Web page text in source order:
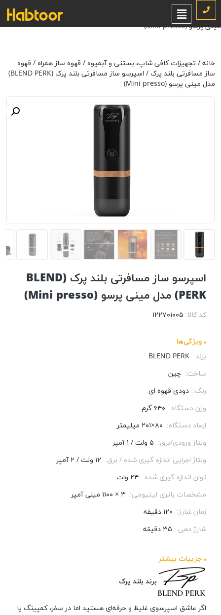
خانه/ تجهیزات کافی شاپ، بستنی و آبمیوه
مسافرتی بلند پرک
/ اسپرسو ساز مسافرتی بلند پرک (BLEND PERK) مدل
مینی پرسو (Mini presso)
خانه / تجهیزات کافی شاپ، بستنی و آبمیوه / قهوه ساز همراه / قهوه
ساز مسافرتی بلند پرک
/ اسپرسو ساز مسافرتی بلند پرک (BLEND PERK)
مدل مینی پرسو (Mini presso)
اسپرسو ساز مسافرتی بلند پرک (BLEND
PERK) مدل مینی پرسو (Mini presso)
برند بلند پرک
اگر عاشق اسپرسوی غلیظ و حرفه‌ای هستید اما در سفر، کمپینگ یا
کد کالا: ۱۲۲۷۰۱۰۰۵
ویژگی‌ها
برند: BLEND PERK
ساخت: چین
رنگ: دودی قهوه ای
وزن دستگاه: ۶۴۰ گرم
ابعاد دستگاه: ۸۰×۲۰۱ میلیمتر
ولتاژ ورودی/برق: ۵ ولت / ۱ آمپر
ولتاژ اجرایی اندازه گیری شده / برق: ۱۲ ولت / ۲ آمپر
توان اندازه گیری شده: ۲۴ وات
مشخصات باتری لیتیومی: ۳ × ۱۱۰۰ میلی آمپر
زمان شارژ: ۱۲۰ دقیقه
شارژ دهی: ۳۵ دقیقه
جزيیات بیشتر